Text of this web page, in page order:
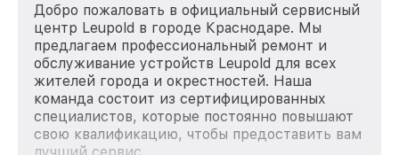
Добро пожаловать в официальный сервисный
центр Leupold в городе Краснодаре. Мы
предлагаем профессиональный ремонт и
обслуживание устройств Leupold для всех
жителей города и окрестностей. Наша
команда состоит из сертифицированных
специалистов, которые постоянно повышают
свою квалификацию, чтобы предоставить вам
лучший сервис.